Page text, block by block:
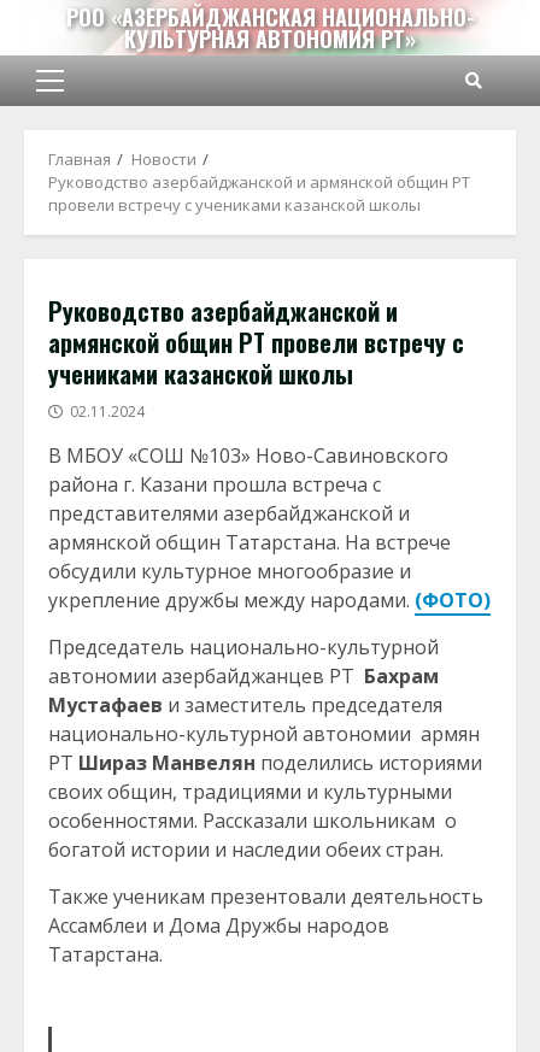
Перейти
содержимому
РОО «АЗЕРБАЙДЖАНСКАЯ НАЦИОНАЛЬНО-
КУЛЬТУРНАЯ АВТОНОМИЯ РТ»
Основное
Главная
Новости
Руководство азербайджанской и армянской общин РТ
провели встречу с учениками казанской школы
Руководство азербайджанской и
армянской общин РТ провели встречу с
учениками казанской школы
02.11.2024
В МБОУ «СОШ №103» Ново-Савиновского
района г. Казани прошла встреча с
представителями азербайджанской и
армянской общин Татарстана. На встрече
обсудили культурное многообразие и
укрепление дружбы между народами. (ФОТО)
Председатель национально-культурной
автономии азербайджанцев РТ Бахрам
Мустафаев и заместитель председателя
национально-культурной автономии армян
РТ Шираз Манвелян поделились историями
своих общин, традициями и культурными
особенностями. Рассказали школьникам о
богатой истории и наследии обеих стран.
Также ученикам презентовали деятельность
Ассамблеи и Дома Дружбы народов
Татарстана.